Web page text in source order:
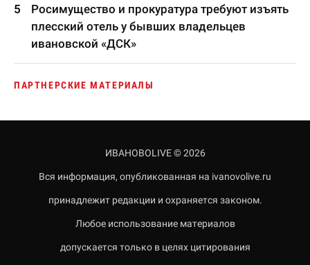
Росимущество и прокуратура требуют изъять
плесский отель у бывших владельцев
ивановской «ДСК»
ПАРТНЕРСКИЕ МАТЕРИАЛЫ
ИВАНОВОLIVE © 2026
Вся информация, опубликованная на ivanovolive.ru
принадлежит редакции и охраняется законом.
Любое использование материалов
допускается только в целях цитирования